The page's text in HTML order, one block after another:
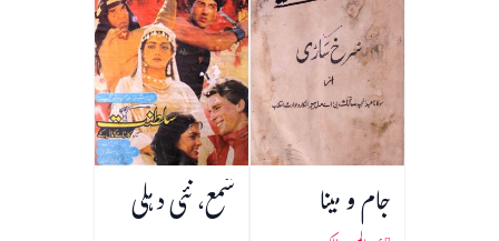
جام و مینا شمع، نئی دہلی